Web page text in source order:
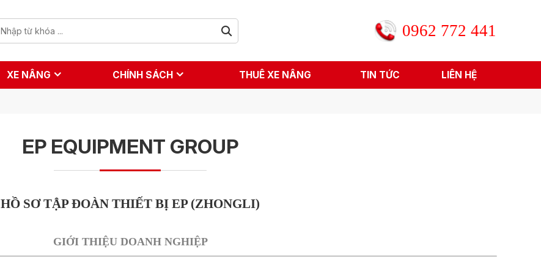
0962 772 441
XE NÂNG CHÍNH SÁCH THUÊ XE NÂNG TIN TỨC LIÊN HỆ
EP EQUIPMENT GROUP
HỒ SƠ TẬP ĐOÀN THIẾT BỊ EP (ZHONGLI)
GIỚI THIỆU DOANH NGHIỆP